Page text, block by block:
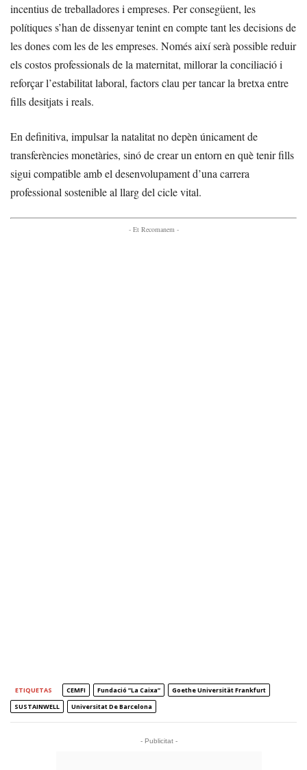
incentius de treballadores i empreses. Per consegüent, les
polítiques s’han de dissenyar tenint en compte tant les decisions de
les dones com les de les empreses. Només així serà possible reduir
els costos professionals de la maternitat, millorar la conciliació i
reforçar l’estabilitat laboral, factors clau per tancar la bretxa entre
fills desitjats i reals.
En definitiva, impulsar la natalitat no depèn únicament de
transferències monetàries, sinó de crear un entorn en què tenir fills
sigui compatible amb el desenvolupament d’una carrera
professional sostenible al llarg del cicle vital.
- Et Recomanem -
ETIQUETAS CEMFI Fundació ”la Caixa”
Goethe Universität Frankfurt
SUSTAINWELL
Universitat De Barcelona
- Publicitat -